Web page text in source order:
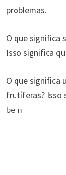
problemas.
O que significa
Isso significa
O que significa
frutíferas? Isso
bem